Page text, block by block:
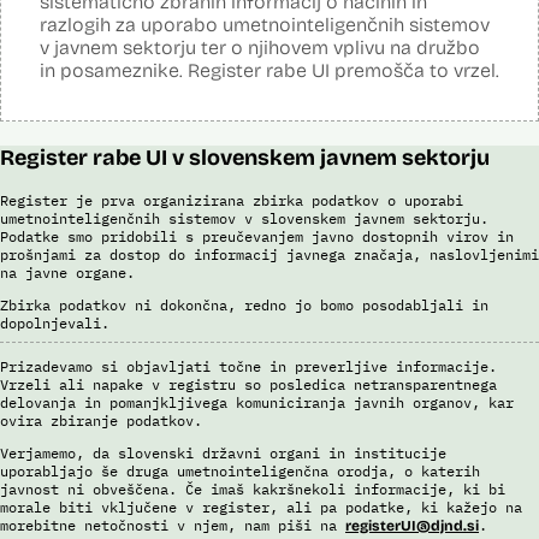
Sistem za avtomatizirano identifikacijo prstnih odtisov), ki temelji na
uporabi algoritmov za izdelavo in iskanje biometričnih razpoznavnih
znakov, je omogočena primerjava in iskanje prstnih odtisov.
Brošura 60 let informacijsko telekomunikacijskega sistema policije
Odgovor na zahtevo za dostop do informacij javnega značaja
razlogih za uporabo umetnointeligenčnih sistemov
v javnem sektorju ter o njihovem vplivu na družbo
in posameznike. Register rabe UI premošča to vrzel.
Register rabe UI v slovenskem javnem sektorju
Register je prva organizirana zbirka podatkov o uporabi
umetnointeligenčnih sistemov v slovenskem javnem sektorju.
Podatke smo pridobili s preučevanjem javno dostopnih virov in
prošnjami za dostop do informacij javnega značaja, naslovljenimi
na javne organe.
Zbirka podatkov ni dokončna, redno jo bomo posodabljali in
dopolnjevali.
Prizadevamo si objavljati točne in preverljive informacije.
Vrzeli ali napake v registru so posledica netransparentnega
delovanja in pomanjkljivega komuniciranja javnih organov, kar
ovira zbiranje podatkov.
Verjamemo, da slovenski državni organi in institucije
uporabljajo še druga umetnointeligenčna orodja, o katerih
javnost ni obveščena. Če imaš kakršnekoli informacije, ki bi
morale biti vključene v register, ali pa podatke, ki kažejo na
morebitne netočnosti v njem, nam piši na registerUI@djnd.si.